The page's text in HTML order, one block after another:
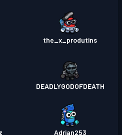
the_x_produtins
DEADLYGODOFDEATH
Adrian253